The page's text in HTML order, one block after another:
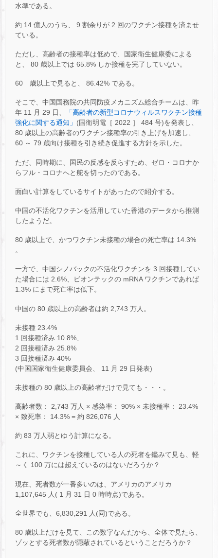
水準である。
約 14 億人のうち、 9 割余りが 2 回のワクチン接種を済ませ
ている。
ただし、高齢者の接種率は低めで、国家衛生健康委による
と、 80 歳以上では 65.8% しか接種を完了していない。
60 歳以上で見ると、 86.42% である。
そこで、中国国務院の共同防疫メカニズム総合チームは、昨
年 11 月 29 日、
「高齢者の新型コロナウィルスワクチン接種
強化に関する通知」 (国衛明電［ 2022 ］ 484 号)を発表し、
80 歳以上の高齢者のワクチン接種率の引き上げを加速し、
60 ～ 79 歳向け接種を引き続き促進する方針を示した。
ただ、同時期に、国民の反感を反らすため、ゼロ・コロナか
らフル・コロナへと舵を切ったのである。
面白い計算をしているサイトがあったので紹介する。
中国の不活化ワクチンを活用していた香港のデータから推測
したようだ。
80 歳以上で、かつワクチン未接種の場合の死亡率は 14.3%
。
一方で、中国シノバックの不活化ワクチンを 3 回接種してい
た場合には 2.6%、ビオンテックの mRNA ワクチンであれば
1.3% にまで死亡率は低下。
中国の 80 歳以上の高齢者は約 2,743 万人。
未接種 23.4%
1 回接種済み 10.8%、
2 回接種済み 25.8%
3 回接種済み 40%
(中国国家衛生健康委員会、 11 月 29 日発表)
未接種の 80 歳以上の高齢者だけで見ても・・・。
高齢者数： 2,743 万人 × 感染率： 90% × 未接種率： 23.4%
× 致死率： 14.3% = 約 826,076 人
約 83 万人弱とゆう計算になる。
これに、ワクチンを接種している人の死者を鑑みて見も、軽
～く 100 万には超えているのはないだろうか？
現在、死者数が一番多いのは、アメリカのアメリカ
1,107,645 人( 1 月 31 日 0 時時点)である。
全世界でも、6,830,291 人(同)である。
80 歳以上だけを見て、この数字なんだから、全体で見たら、
ゾッとする死者数が隠蔽されているということだろうか？